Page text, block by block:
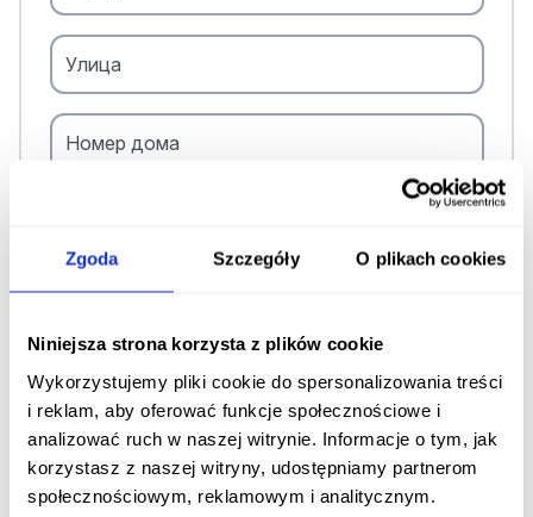
Zgoda Szczegóły O plikach cookies
Niniejsza strona korzysta z plików cookie
Wykorzystujemy pliki cookie do spersonalizowania treści
i reklam, aby oferować funkcje społecznościowe i
analizować ruch w naszej witrynie. Informacje o tym, jak
korzystasz z naszej witryny, udostępniamy partnerom
społecznościowym, reklamowym i analitycznym.
Улица
Номер дома
Реферальный код *
Zgody i oświadczenia
Zaznacz wszystko
Zapoznałem/am się z informacjami